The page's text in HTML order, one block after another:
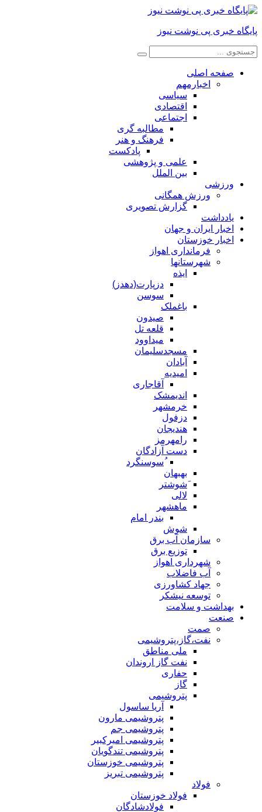
پایگاه خبری پی نوشت نیوز
صفحه اصلی
اخبارمهم
سیاسی
اقتصادی
اجتماعی
مطالبه گری
فرهنگ و هنر
پادکست
علمی و پژوهشی
بین الملل
ورزشی
ورزش همگانی
گزارش تصویری
یادداشت
اخبار ایران و جهان
اخبار خوزستان
فرمانداری اهواز
شهرستانها
ایذه
دزپارت(دهدز)
سوسن
باغملک
صیدون
قلعه تل
میداوود
مسجدسلیمان
آبادان
امیدیه
آقاجاری
اندیمشک
خرمشهر
دزفول
هندیجان
رامهرمز
دست آزادگان
ُسوسنگرد
بهبهان
َشوشتر
لالی
ماهشهر
بندر امام
شوش
سازمان آب برق
توزیع برق
شهرداری اهواز
آب فاضلاب
جهاد کشاورزی
توسعه نیشکر
بهداشت و سلامت
صنعت
صمت
نفت،گاز،پتروشیمی
ملی مناطق
نفت گاز اروندان
حفاری
گاز
پتروشیمی
آریا ساسول
پتروشیمی مارون
پتروشیمی جم
پتروشیمی امیرکبیر
پتروشیمی تندگویان
پتروشیمی خوزستان
پتروشیمی تبریز
فولاد
فولاد خوزستان
فولادشادگان